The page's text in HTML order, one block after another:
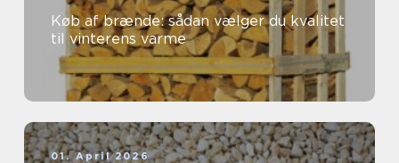
Køb af brænde: sådan vælger du kvalitet
til vinterens varme
01. April 2026